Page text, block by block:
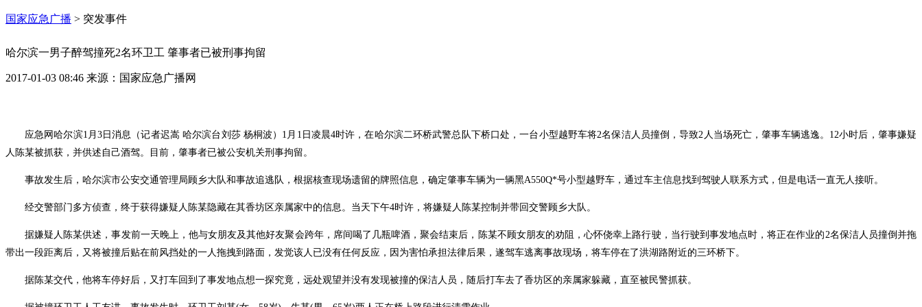
国家应急广播 > 突发事件
哈尔滨一男子醉驾撞死2名环卫工 肇事者已被刑事拘留
2017-01-03 08:46 来源： 国家应急广播网
应急网哈尔滨1月3日消息（记者迟嵩 哈尔滨台刘莎 杨桐波）1月1日凌晨4时许，在哈尔滨二环桥武警总队下桥口处，一台小型越野车将2名保洁人员撞倒，导致2人当场死亡，肇事车辆逃逸。12小时后，肇事嫌疑
人陈某被抓获，并供述自己酒驾。目前，肇事者已被公安机关刑事拘留。
事故发生后，哈尔滨市公安交通管理局顾乡大队和事故追逃队，根据核查现场遗留的牌照信息，确定肇事车辆为一辆黑A550Q*号小型越野车，通过车主信息找到驾驶人联系方式，但是电话一直无人接听。
经交警部门多方侦查，终于获得嫌疑人陈某隐藏在其香坊区亲属家中的信息。当天下午4时许，将嫌疑人陈某控制并带回交警顾乡大队。
据嫌疑人陈某供述，事发前一天晚上，他与女朋友及其他好友聚会跨年，席间喝了几瓶啤酒，聚会结束后，陈某不顾女朋友的劝阻，心怀侥幸上路行驶，当行驶到事发地点时，将正在作业的2名保洁人员撞倒并拖
带出一段距离后，又将被撞后贴在前风挡处的一人拖拽到路面，发觉该人已没有任何反应，因为害怕承担法律后果，遂驾车逃离事故现场，将车停在了洪湖路附近的三环桥下。
据陈某交代，他将车停好后，又打车回到了事发地点想一探究竟，远处观望并没有发现被撞的保洁人员，随后打车去了香坊区的亲属家躲藏，直至被民警抓获。